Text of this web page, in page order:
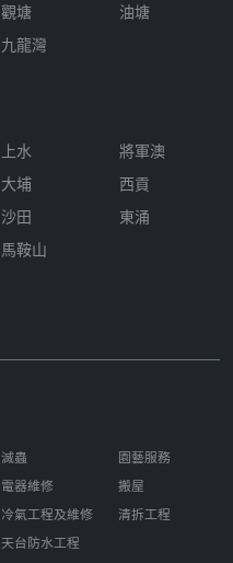
觀塘
九龍灣
油塘
上水
大埔
沙田
馬鞍山
將軍澳
西貢
東涌
滅蟲
電器維修
冷氣工程及維修
天台防水工程
園藝服務
搬屋
清拆工程